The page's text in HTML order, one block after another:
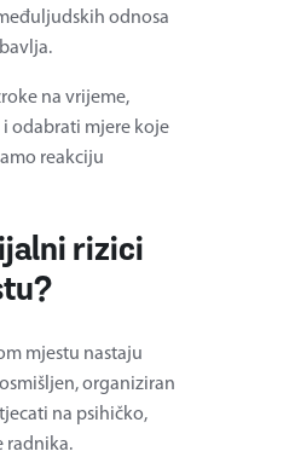
odnosa
na vrijeme,
odabrati mjere koje
reakciju
rizici
mjestu nastaju
organiziran
na psihičko,
radnika.